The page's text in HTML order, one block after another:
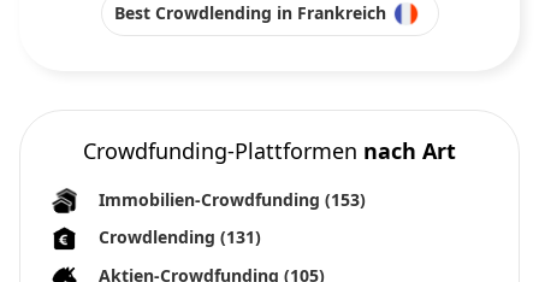
Best Crowdlending in Frankreich
Crowdfunding-Plattformen nach Art
Immobilien-Crowdfunding (153)
Crowdlending (131)
Aktien-Crowdfunding (105)